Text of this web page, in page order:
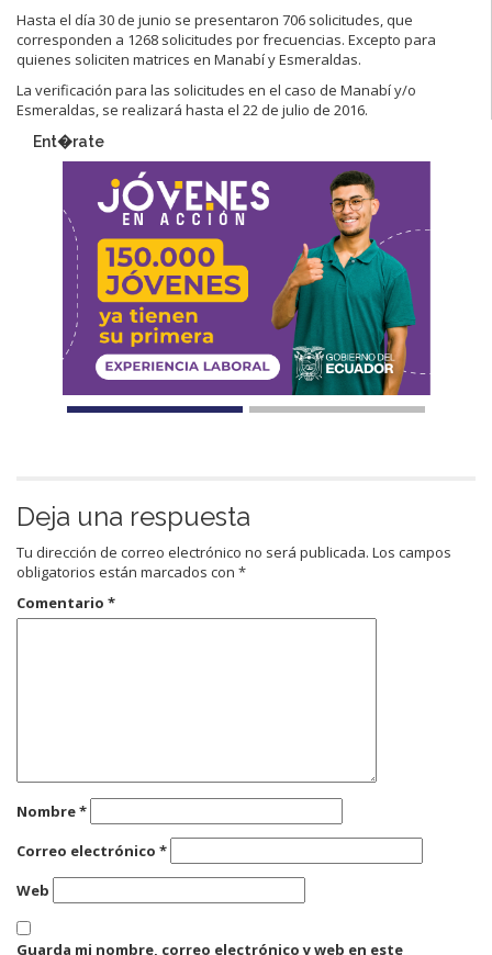
Hasta el día 30 de junio se presentaron 706 solicitudes, que
corresponden a 1268 solicitudes por frecuencias. Excepto para
quienes soliciten matrices en Manabí y Esmeraldas.
La verificación para las solicitudes en el caso de Manabí y/o
Esmeraldas, se realizará hasta el 22 de julio de 2016.
Ent�rate
Deja una respuesta
Tu dirección de correo electrónico no será publicada. Los campos
obligatorios están marcados con *
Comentario *
Nombre*
Correo electrónico *
Web
Guarda mi nombre, correo electrónico y web en este